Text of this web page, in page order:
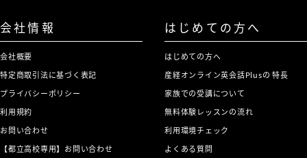
会社情報
会社概要
特定商取引法に基づく表記
プライバシーポリシー
利用規約
お問い合わせ
【都立高校専用】お問い合わせ
はじめての方へ
はじめての方へ
産経オンライン英会話Plusの 特長
家族での受講について
無料体験レッスンの流れ
利用環境チェック
よくある質問